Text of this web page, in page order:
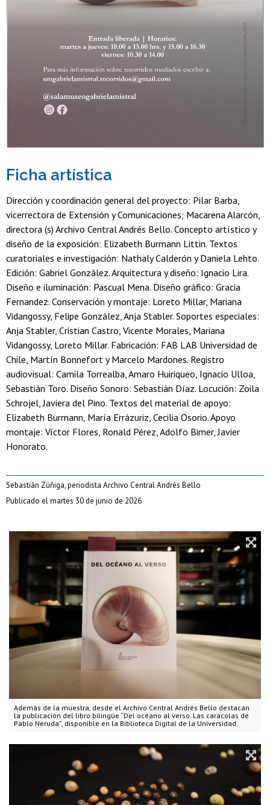
Además de la muestra, desde el Archivo Central Andrés Bello destacan
la publicación del libro bilingüe “Del océano al verso. Las caracolas de
Pablo Neruda”, disponible en la Biblioteca Digital de la Universidad.
Ficha artística
Dirección y coordinación general del proyecto: Pilar Barba,
vicerrectora de Extensión y Comunicaciones; Macarena Alarcón,
directora (s) Archivo Central Andrés Bello. Concepto artístico y
diseño de la exposición: Elizabeth Burmann Littin. Textos
curatoriales e investigación: Nathaly Calderón y Daniela Lehto.
Edición: Gabriel González. Arquitectura y diseño: Ignacio Lira.
Diseño e iluminación: Pascual Mena. Diseño gráfico: Gracia
Fernandez. Conservación y montaje: Loreto Millar, Mariana
Vidangossy, Felipe González, Anja Stabler. Soportes especiales:
Anja Stabler, Cristian Castro, Vicente Morales, Mariana
Vidangossy, Loreto Millar. Fabricación: FAB LAB Universidad de
Chile, Martín Bonnefort y Marcelo Mardones. Registro
audiovisual: Camila Torrealba, Amaro Huiriqueo, Ignacio Ulloa,
Sebastián Toro. Diseño Sonoro: Sebastián Díaz. Locución: Zoila
Schrojel, Javiera del Pino. Textos del material de apoyo:
Elizabeth Burmann, María Errázuriz, Cecilia Osorio. Apoyo
montaje: Víctor Flores, Ronald Pérez, Adolfo Bimer, Javier
Honorato.
Sebastián Zúñiga, periodista Archivo Central Andrés Bello
Publicado el martes 30 de junio de 2026